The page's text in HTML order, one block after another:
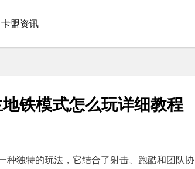
卡盟资讯
铁模式怎么玩详细教程
种独特的玩法，它结合了射击、跑酷和团队协